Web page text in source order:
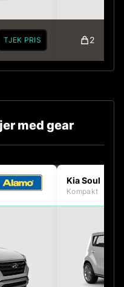
TJEK PRIS 2
med gear
Kia Soul
Kompakt